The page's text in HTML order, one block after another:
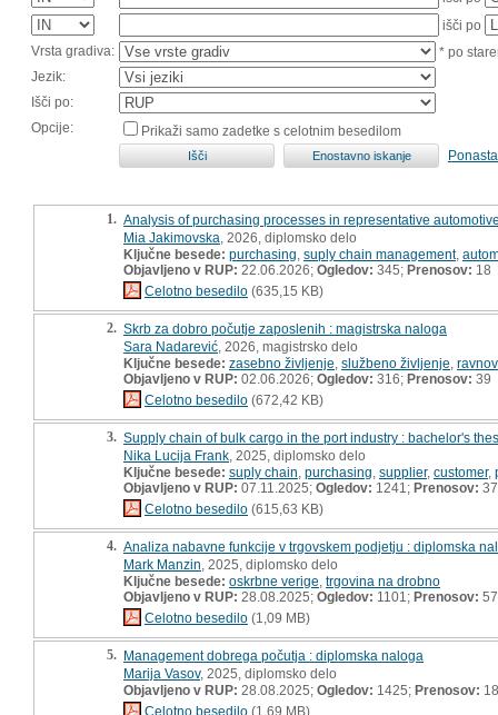
išči po
Vrsta gradiva:
* po
Jezik:
Išči po:
Opcije:
Prikaži samo zadetke s celotnim besedilom
1. Analysis of purchasing processes in representative
Mia Jakimovska , 2026, diplomsko delo
Ključne besede: purchasing suply chain management,
Objavljeno v RUP: 22.06.2026; Ogledov: 345; Prenosov: 18
Celotno besedilo (635,15 KB)
2. Skrb za dobro počutje zaposlenih : magistrska naloga
Sara Nadarević , 2026, magistrsko delo
Ključne besede: zasebno življenje službeno življenje
Objavljeno v RUP: 02.06.2026; Ogledov: 316; Prenosov: 39
Celotno besedilo (672,42 KB)
3. Supply chain of bulk cargo in the port industry : bachelor's
Nika Lucija Frank , 2025, diplomsko delo
Ključne besede: suply chain purchasing supplier, customer,
Objavljeno v RUP: 07.11.2025; Ogledov: 1241; Prenosov: 37
Celotno besedilo (615,63 KB)
4. Analiza nabavne funkcije v trgovskem podjetju : diplomska
Mark Manzin , 2025, diplomsko delo
Ključne besede: oskrbne verige trgovina na drobno
Objavljeno v RUP: 28.08.2025; Ogledov: 1101; Prenosov: 57
Celotno besedilo (1,09 MB)
5. Management dobrega počutja : diplomska naloga
Marija Vasov, 2025, diplomsko delo
Objavljeno v RUP: 28.08.2025; Ogledov: 1425; Prenosov: 18
Celotno besedilo (1,69 MB)